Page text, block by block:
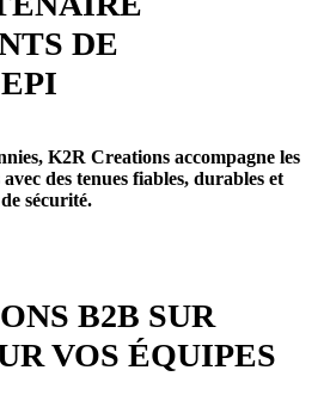
DE
K2R Creations accompagne les
des tenues fiables, durables et
sécurité.
B2B SUR
VOS ÉQUIPES